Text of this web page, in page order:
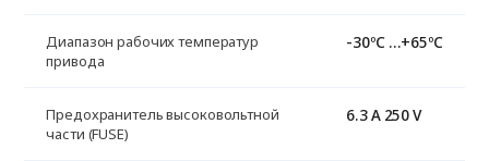
Диапазон рабочих температур
привода
-30ºС …+65ºС
Предохранитель высоковольтной
части (FUSE)
6.3 A 250 V